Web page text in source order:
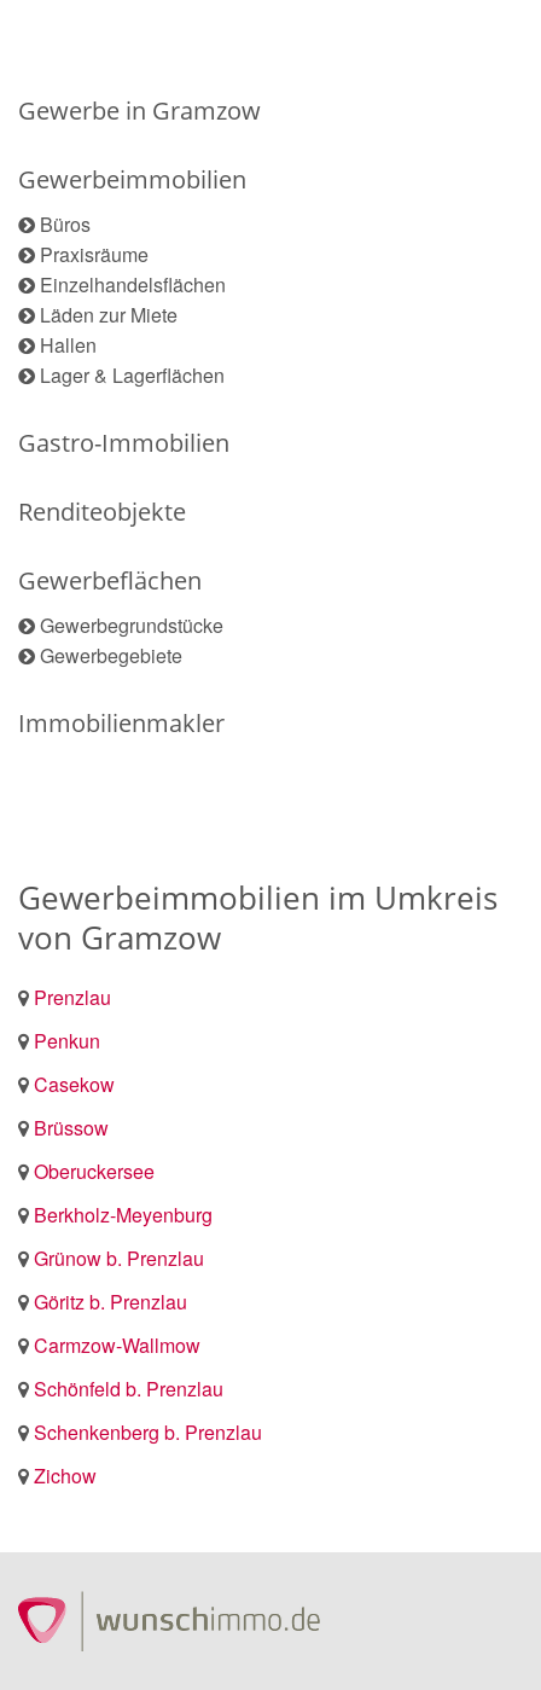
Gewerbe in Gramzow
Gewerbeimmobilien
Büros
Praxisräume
Einzelhandelsflächen
Läden zur Miete
Hallen
Lager & Lagerflächen
Gastro-Immobilien
Renditeobjekte
Gewerbeflächen
Gewerbegrundstücke
Gewerbegebiete
Immobilienmakler
Gewerbeimmobilien im Umkreis
von Gramzow
Prenzlau
Penkun
Casekow
Brüssow
Oberuckersee
Berkholz-Meyenburg
Grünow b. Prenzlau
Göritz b. Prenzlau
Carmzow-Wallmow
Schönfeld b. Prenzlau
Schenkenberg b. Prenzlau
Zichow